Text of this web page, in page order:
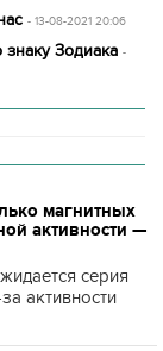
- 13-08-2021 20:06
Зодиака -
магнитных
активности —
серия
активности